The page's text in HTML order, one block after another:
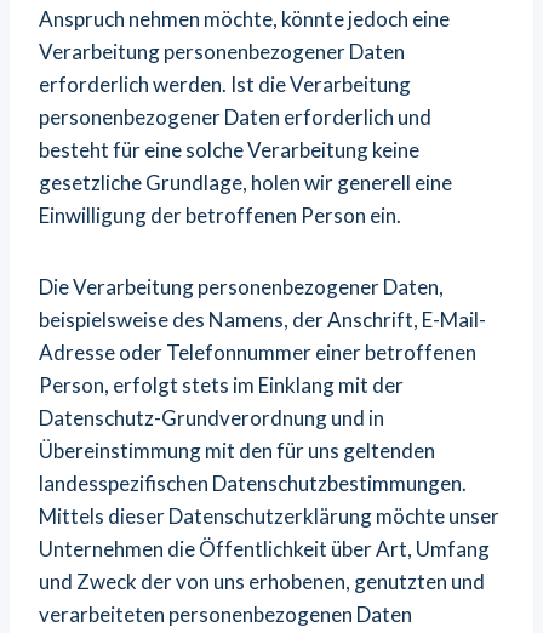
Anspruch nehmen möchte, könnte jedoch eine
Verarbeitung personenbezogener Daten
erforderlich werden. Ist die Verarbeitung
personenbezogener Daten erforderlich und
besteht für eine solche Verarbeitung keine
gesetzliche Grundlage, holen wir generell eine
Einwilligung der betroffenen Person ein.
Die Verarbeitung personenbezogener Daten,
beispielsweise des Namens, der Anschrift, E-Mail-
Adresse oder Telefonnummer einer betroffenen
Person, erfolgt stets im Einklang mit der
Datenschutz-Grundverordnung und in
Übereinstimmung mit den für uns geltenden
landesspezifischen Datenschutzbestimmungen.
Mittels dieser Datenschutzerklärung möchte unser
Unternehmen die Öffentlichkeit über Art, Umfang
und Zweck der von uns erhobenen, genutzten und
verarbeiteten personenbezogenen Daten